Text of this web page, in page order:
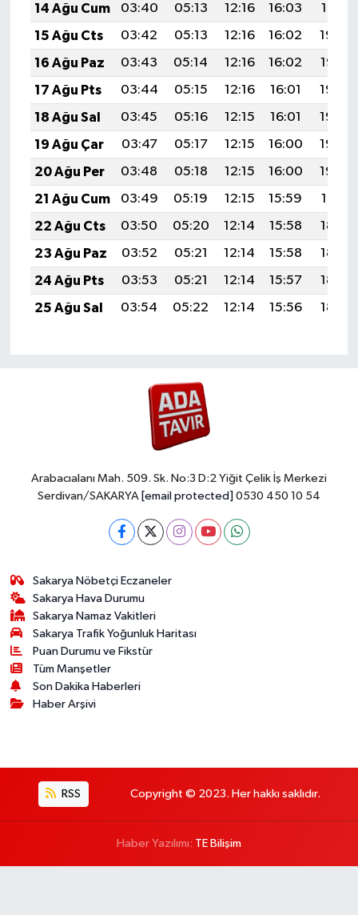
14 Ağu Cum
03:40 05:13 12:16 16:03
19:10
15 Ağu Cts
03:42 05:13 12:16 16:02
19:09
16 Ağu Paz
03:43 05:14 12:16 16:02
19:07
17 Ağu Pts
03:44 05:15 12:16 16:01
19:06
18 Ağu Sal
03:45 05:16 12:15 16:01
19:05
19 Ağu Çar
03:47 05:17 12:15 16:00
19:03
20 Ağu Per
03:48 05:18 12:15 16:00
19:02
21 Ağu Cum
03:49 05:19 12:15 15:59
19:01
22 Ağu Cts
03:50 05:20 12:14 15:58
18:59
23 Ağu Paz
03:52 05:21 12:14 15:58
18:58
24 Ağu Pts
03:53 05:21 12:14 15:57
18:57
25 Ağu Sal
03:54 05:22 12:14 15:56 18:55
Arabacıalanı Mah. 509. Sk. No:3 D:2 Yiğit Çelik İş Merkezi
Serdivan/SAKARYA [email protected] 0530 450 10 54
Sakarya Nöbetçi Eczaneler
Sakarya Hava Durumu
Sakarya Namaz Vakitleri
Sakarya Trafik Yoğunluk Haritası
Puan Durumu ve Fikstür
Tüm Manşetler
Son Dakika Haberleri
Haber Arşivi
RSS Copyright © 2023. Her hakkı saklıdır.
Haber Yazılımı: TE Bilişim